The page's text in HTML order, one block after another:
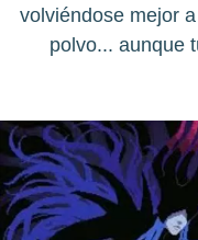
volviéndose mejor
polvo... aunque